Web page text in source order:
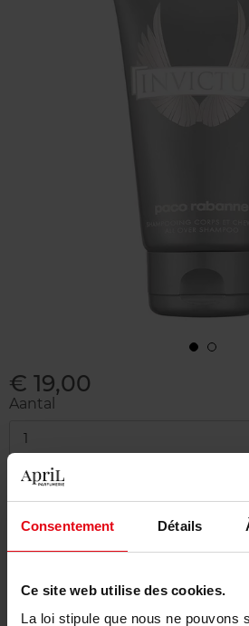
Consentement Détails
Ce site web utilise des cookies.
La loi stipule que nous ne pouvons
€ 19,00
Aantal
1
Levering
Dit artikel is momenteel niet
Me verwittigen wanneer het
Gratis levering bij aankoop